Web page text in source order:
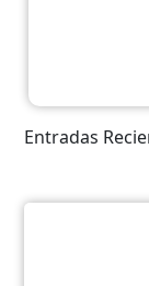
Entradas